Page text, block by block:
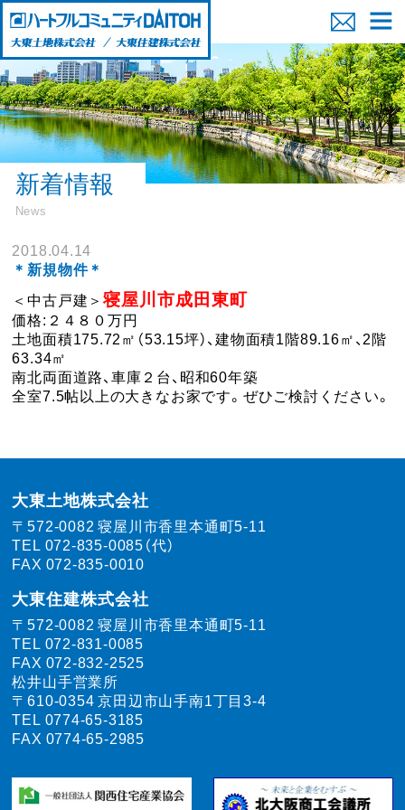
新着情報
News
2018.04.14
＊新規物件＊
＜中古戸建＞寝屋川市成田東町
価格:２４８０万円
土地面積175.72㎡（53.15坪）、建物面積1階89.16㎡、2階
63.34㎡
南北両面道路、車庫２台、昭和60年築
全室7.5帖以上の大きなお家です。ぜひご検討ください。
大東土地株式会社
〒572-0082寝屋川市香里本通町5-11
TEL 072-835-0085（代）
FAX 072-835-0010
大東住建株式会社
〒572-0082寝屋川市香里本通町5-11
TEL 072-831-0085
FAX 072-832-2525
松井山手営業所
〒610-0354京田辺市山手南1丁目3-4
TEL 0774-65-3185
FAX 0774-65-2985